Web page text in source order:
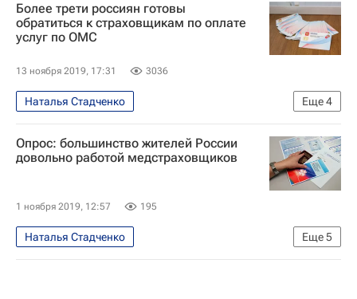
Федеральный фонд обязательного медицинского страхования РФ
Обязательное медицинское страхование
Более трети россиян готовы
обратиться к страховщикам по оплате
услуг по ОМС
13 ноября 2019, 17:31 3036
Еще4
Наталья Стадченко
Обязательное медицинское страхование
Общество
Федеральный фонд обязательного медицинского страхования РФ
Россия
Опрос: большинство жителей России
довольно работой медстраховщиков
1 ноября 2019, 12:57 195
Еще5
Наталья Стадченко
Обязательное медицинское страхование